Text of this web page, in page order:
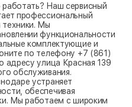
Наш сервисный
профессиональный
Мы
функциональности
комплектующие и
по телефону +7 (861)
адресу улица Красная 139
обслуживания.
устраняет
обеспечивая
Мы работаем с широким